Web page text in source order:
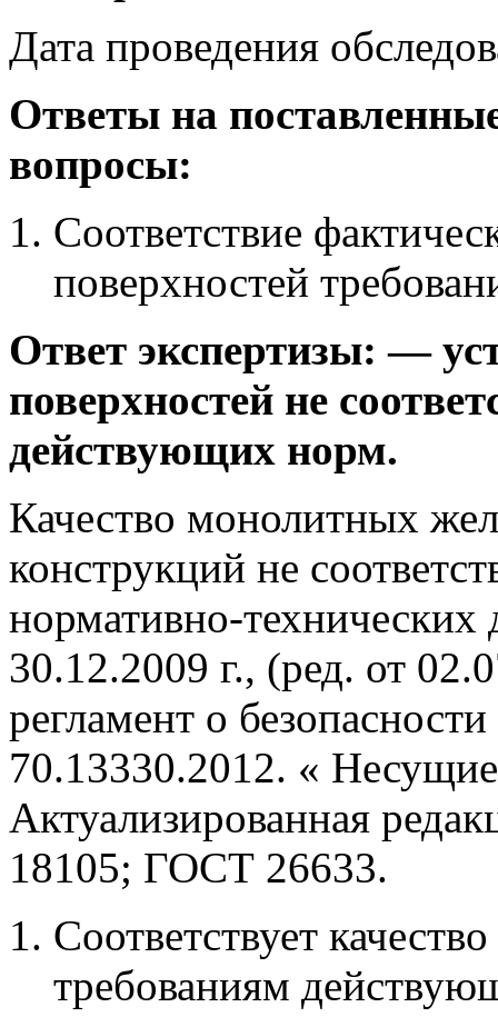
Дата проведения
Ответы на
вопросы:
Соответствие
поверхностей
Ответ экспертизы: —
поверхностей не
действующих норм.
Качество монолитных
конструкций не
нормативно-
30.12.2009 г., (ред. от
регламент о
70.13330.2012. «
Актуализированная
18105; ГОСТ 26633.
Соответствует
требованиям